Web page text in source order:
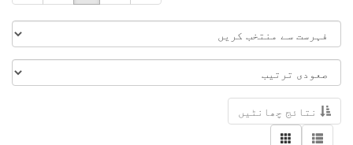
نتائج چھانٹیں